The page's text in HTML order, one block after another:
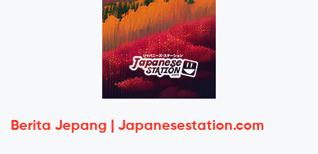
Berita Jepang | Japanesestation.com